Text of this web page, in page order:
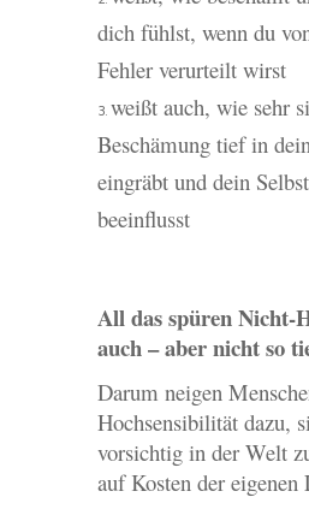
dich fühlst, wenn du
Fehler verurteilt wirst
weißt auch, wie sehr
Beschämung tief in
eingräbt und dein
beeinflusst
All das spüren Nicht-
auch – aber nicht so
Darum neigen
Hochsensibilität dazu,
vorsichtig in der Welt
auf Kosten der eigenen